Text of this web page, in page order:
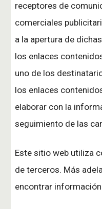
receptores de
comerciales
a la apertura de
los enlaces
uno de los
los enlaces
elaborar con la
seguimiento de las
Este sitio web utiliza
de terceros. Más
encontrar